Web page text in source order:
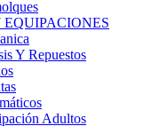
Y Repuestos
Adultos
Niños